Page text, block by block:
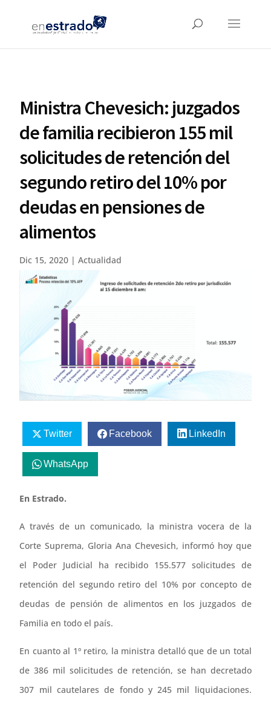
Ministra Chevesich: juzgados
de familia recibieron 155 mil
solicitudes de retención del
segundo retiro del 10% por
deudas en pensiones de
alimentos
Dic 15, 2020 |Actualidad
Twitter Facebook LinkedIn
WhatsApp
En Estrado.
A través de un comunicado, la ministra vocera de la
Corte Suprema, Gloria Ana Chevesich, informó hoy que
el Poder Judicial ha recibido 155.577 solicitudes de
retención del segundo retiro del 10% por concepto de
deudas de pensión de alimentos en los juzgados de
Familia en todo el país.
En cuanto al 1º retiro, la ministra detalló que de un total
de 386 mil solicitudes de retención, se han decretado
307 mil cautelares de fondo y 245 mil liquidaciones.